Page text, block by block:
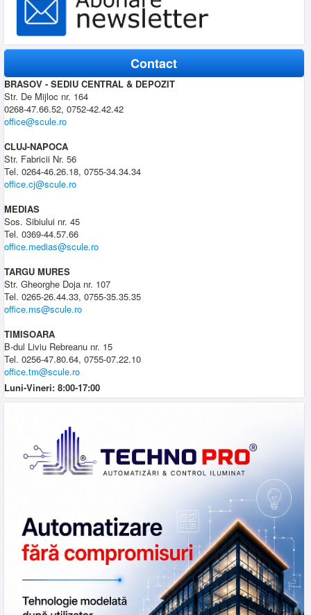
Contact
BRASOV - SEDIU CENTRAL & DEPOZIT
Str. De Mijloc nr. 164
0268-47.66.52, 0752-42.42.42
office@scule.ro
CLUJ-NAPOCA
Str. Fabricii Nr. 56
Tel. 0264-46.26.18, 0755-34.34.34
office.cj@scule.ro
MEDIAS
Sos. Sibiului nr. 45
Tel. 0369-44.57.66
office.medias@scule.ro
TARGU MURES
Str. Gheorghe Doja nr. 107
Tel. 0265-26.44.33, 0755-35.35.35
office.ms@scule.ro
TIMISOARA
B-dul Liviu Rebreanu nr. 15
Tel. 0256-47.80.64, 0755-07.22.10
office.tm@scule.ro
Luni-Vineri: 8:00-17:00